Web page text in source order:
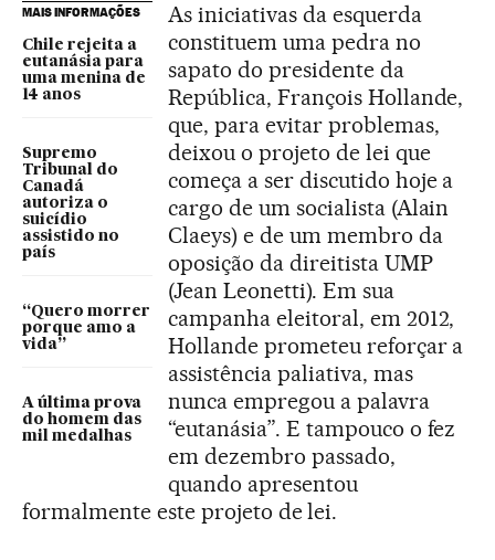
MAIS INFORMAÇÕES
Chile rejeita a
eutanásia para
uma menina de
14 anos
Supremo
Tribunal do
Canadá
autoriza o
suicídio
assistido no
país
“Quero morrer
porque amo a
vida”
A última prova
do homem das
mil medalhas
As iniciativas da esquerda
constituem uma pedra no
sapato do presidente da
República, François Hollande,
que, para evitar problemas,
deixou o projeto de lei que
começa a ser discutido hoje a
cargo de um socialista (Alain
Claeys) e de um membro da
oposição da direitista UMP
(Jean Leonetti). Em sua
campanha eleitoral, em 2012,
Hollande prometeu reforçar a
assistência paliativa, mas
nunca empregou a palavra
“eutanásia”. E tampouco o fez
em dezembro passado,
quando apresentou
formalmente este projeto de lei.